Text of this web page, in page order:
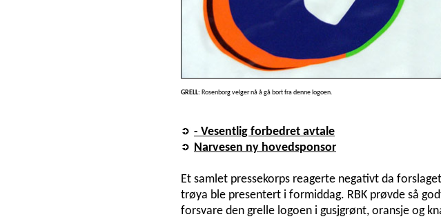
GRELL: Rosenborg velger nå å gå bort fra denne logoen.
- Vesentlig forbedret avtale
Narvesen ny hovedsponsor
Et samlet pressekorps reagerte negativt da
trøya ble presentert i formiddag. RBK prøvde så
forsvare den grelle logoen i gusjgrønt, oransje og